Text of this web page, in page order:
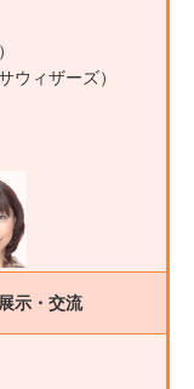
ウィザーズ）
示・交流